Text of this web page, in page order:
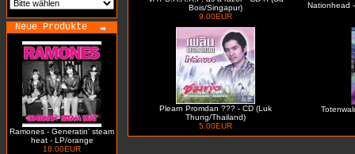
Neue Produkte
Ramones - Generatin' steam
heat - LP/orange
18.00EUR
Bois/Singapur)
9.00EUR
Nationhead
Plearn Promdan ??? - CD (Luk
Thung/Thailand)
5.00EUR